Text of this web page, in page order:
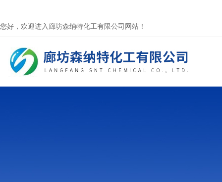
您好，欢迎进入廊坊森纳特化工有限公司网站！